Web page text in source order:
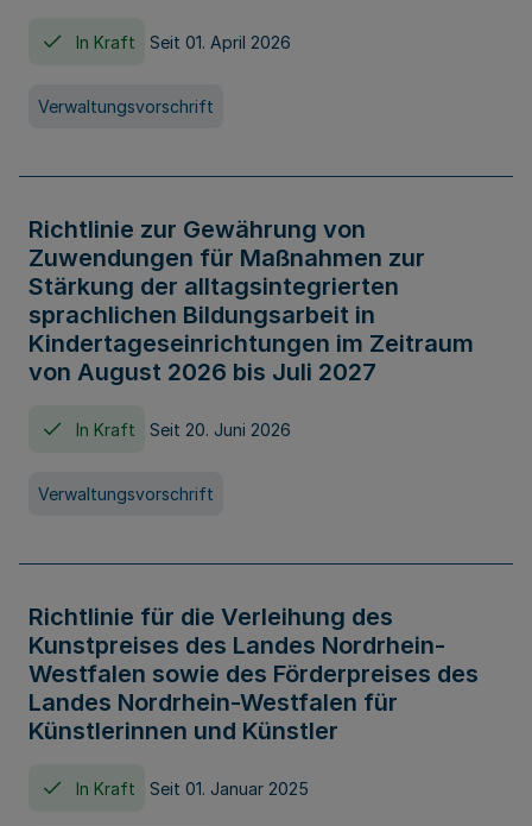
In Kraft Seit 01. April 2026
Verwaltungsvorschrift
Richtlinie zur Gewährung von
Zuwendungen für Maßnahmen zur
Stärkung der alltagsintegrierten
sprachlichen Bildungsarbeit in
Kindertageseinrichtungen im Zeitraum
von August 2026 bis Juli 2027
In Kraft Seit 20. Juni 2026
Verwaltungsvorschrift
Richtlinie für die Verleihung des
Kunstpreises des Landes Nordrhein-
Westfalen sowie des Förderpreises des
Landes Nordrhein-Westfalen für
Künstlerinnen und Künstler
In Kraft Seit 01. Januar 2025